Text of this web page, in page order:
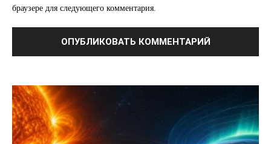
Мой аккаунт
Контакты
браузере для следующего комментария.